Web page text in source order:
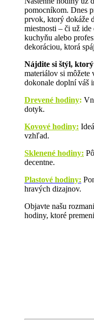
pomocníkom. Dnes
prvok, ktorý dokáže
miestnosti – či už
kuchyňu alebo
dekoráciou, ktorá
Nájdite si štýl, ktorý
materiálov si
dokonale doplní váš
Drevené hodiny:
dotyk.
Kovové hodiny:
vzhľad.
Sklenené hodiny:
decentne.
Plastové hodiny:
hravých dizajnov.
Objavte našu
hodiny, ktoré